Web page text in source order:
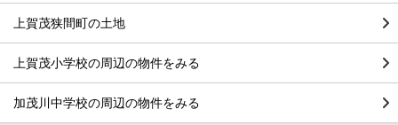
上賀茂狭間町の土地
上賀茂小学校の周辺の物件をみる
加茂川中学校の周辺の物件をみる